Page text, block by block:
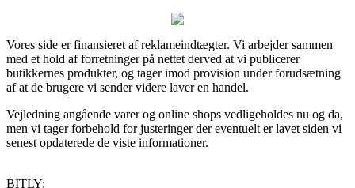
Vores side er finansieret af reklameindtægter. Vi arbejder sammen
med et hold af forretninger på nettet derved at vi publicerer
butikkernes produkter, og tager imod provision under forudsætning
af at de brugere vi sender videre laver en handel.
Vejledning angående varer og online shops vedligeholdes nu og da,
men vi tager forbehold for justeringer der eventuelt er lavet siden vi
senest opdaterede de viste informationer.
BITLY: